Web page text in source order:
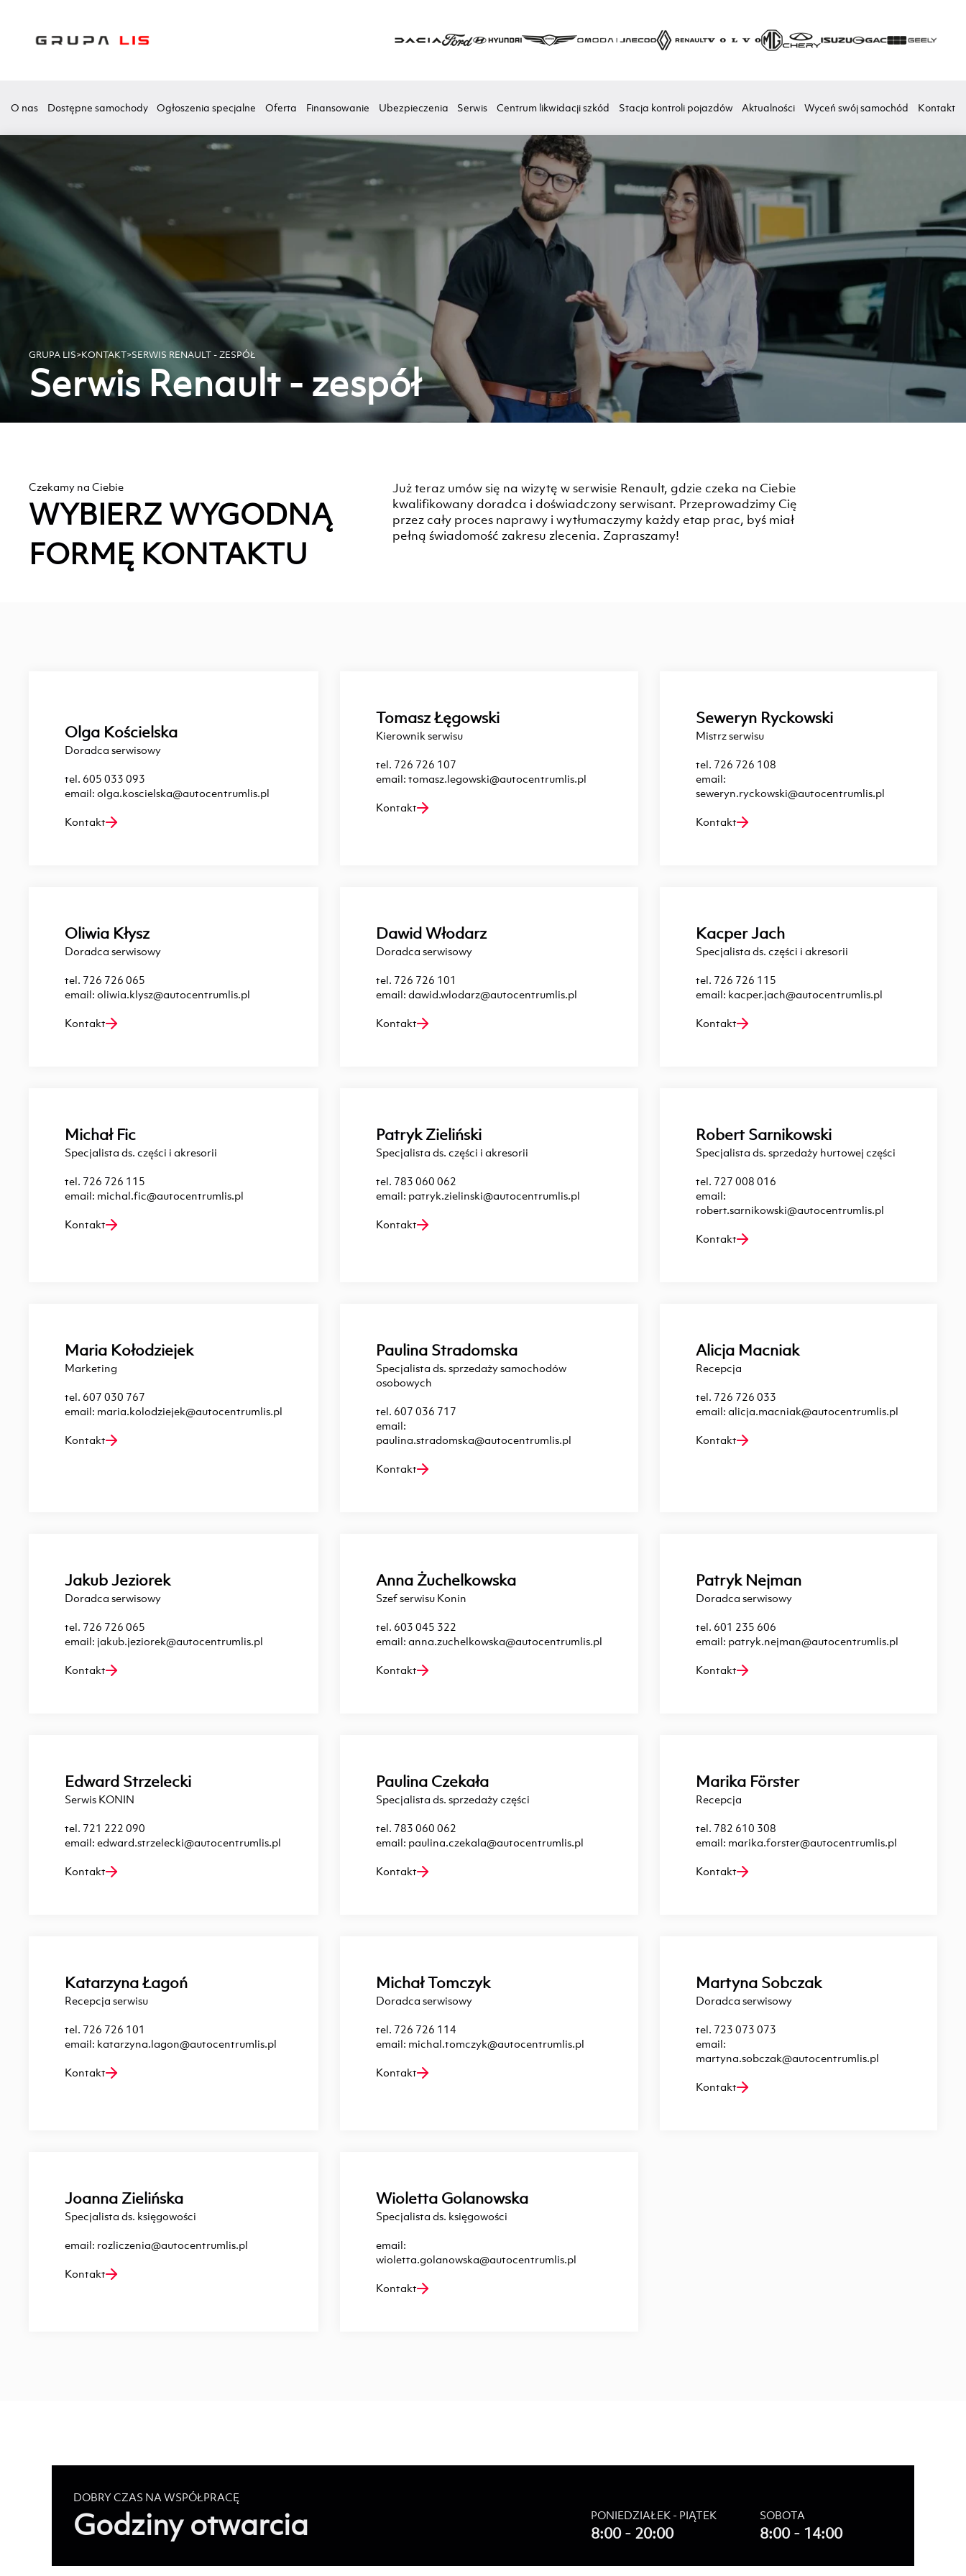
O nas Dostępne samochody Ogłoszenia specjalne Oferta Finansowanie Ubezpieczenia Serwis Centrum likwidacji szkód Stacja kontroli pojazdów Aktualności Wyceń swój samochód Kontakt
GRUPA LIS>KONTAKT>SERWIS RENAULT - ZESPÓŁ
Serwis Renault - zespół
Czekamy na Ciebie
WYBIERZ WYGODNĄ
FORMĘ KONTAKTU
Już teraz umów się na wizytę w serwisie Renault, gdzie czeka na Ciebie
kwalifikowany doradca i doświadczony serwisant. Przeprowadzimy Cię
przez cały proces naprawy i wytłumaczymy każdy etap prac, byś miał
pełną świadomość zakresu zlecenia. Zapraszamy!
Olga Kościelska
Doradca serwisowy
tel. 605 033 093
email: olga.koscielska@autocentrumlis.pl
Kontakt
Tomasz Łęgowski
Kierownik serwisu
tel. 726 726 107
email: tomasz.legowski@autocentrumlis.pl
Kontakt
Seweryn Ryckowski
Mistrz serwisu
tel. 726 726 108
email:
seweryn.ryckowski@autocentrumlis.pl
Kontakt
Oliwia Kłysz
Doradca serwisowy
tel. 726 726 065
email: oliwia.klysz@autocentrumlis.pl
Kontakt
Dawid Włodarz
Doradca serwisowy
tel. 726 726 101
email: dawid.wlodarz@autocentrumlis.pl
Kontakt
Kacper Jach
Specjalista ds. części i akresorii
tel. 726 726 115
email: kacper.jach@autocentrumlis.pl
Kontakt
Michał Fic
Specjalista ds. części i akresorii
tel. 726 726 115
email: michal.fic@autocentrumlis.pl
Kontakt
Patryk Zieliński
Specjalista ds. części i akresorii
tel. 783 060 062
email: patryk.zielinski@autocentrumlis.pl
Kontakt
Robert Sarnikowski
Specjalista ds. sprzedaży hurtowej części
tel. 727 008 016
email:
robert.sarnikowski@autocentrumlis.pl
Kontakt
Maria Kołodziejek
Marketing
tel. 607 030 767
email: maria.kolodziejek@autocentrumlis.pl
Kontakt
Paulina Stradomska
Specjalista ds. sprzedaży samochodów
osobowych
tel. 607 036 717
email:
paulina.stradomska@autocentrumlis.pl
Kontakt
Alicja Macniak
Recepcja
tel. 726 726 033
email: alicja.macniak@autocentrumlis.pl
Kontakt
Jakub Jeziorek
Doradca serwisowy
tel. 726 726 065
email: jakub.jeziorek@autocentrumlis.pl
Kontakt
Anna Żuchelkowska
Szef serwisu Konin
tel. 603 045 322
email: anna.zuchelkowska@autocentrumlis.pl
Kontakt
Patryk Nejman
Doradca serwisowy
tel. 601 235 606
email: patryk.nejman@autocentrumlis.pl
Kontakt
Edward Strzelecki
Serwis KONIN
tel. 721 222 090
email: edward.strzelecki@autocentrumlis.pl
Kontakt
Paulina Czekała
Specjalista ds. sprzedaży części
tel. 783 060 062
email: paulina.czekala@autocentrumlis.pl
Kontakt
Marika Förster
Recepcja
tel. 782 610 308
email: marika.forster@autocentrumlis.pl
Kontakt
Katarzyna Łagoń
Recepcja serwisu
tel. 726 726 101
email: katarzyna.lagon@autocentrumlis.pl
Kontakt
Michał Tomczyk
Doradca serwisowy
tel. 726 726 114
email: michal.tomczyk@autocentrumlis.pl
Kontakt
Martyna Sobczak
Doradca serwisowy
tel. 723 073 073
email:
martyna.sobczak@autocentrumlis.pl
Kontakt
Joanna Zielińska
Specjalista ds. księgowości
email: rozliczenia@autocentrumlis.pl
Kontakt
Wioletta Golanowska
Specjalista ds. księgowości
email:
wioletta.golanowska@autocentrumlis.pl
Kontakt
DOBRY CZAS NA WSPÓŁPRACĘ
Godziny otwarcia PONIEDZIAŁEK - PIĄTEK
8:00 - 20:00
SOBOTA
8:00 - 14:00